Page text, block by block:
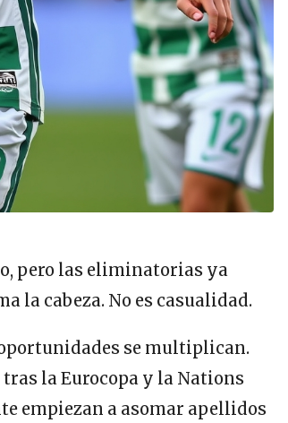
pero las eliminatorias ya
la cabeza. No es casualidad.
se multiplican.
la Eurocopa y la Nations
empiezan a asomar apellidos